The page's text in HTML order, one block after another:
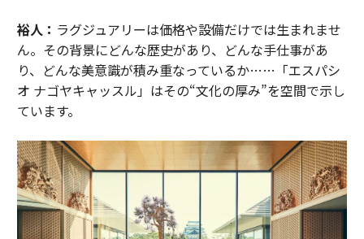
裕人： ラグジュアリーは価格や設備だけでは生まれませ
ん。その背景にどんな歴史があり、どんな手仕事があ
り、どんな美意識が積み重なっているか……「エスパシ
オ ナゴヤキャッスル」はその“文化の厚み”を空間で示し
ています。